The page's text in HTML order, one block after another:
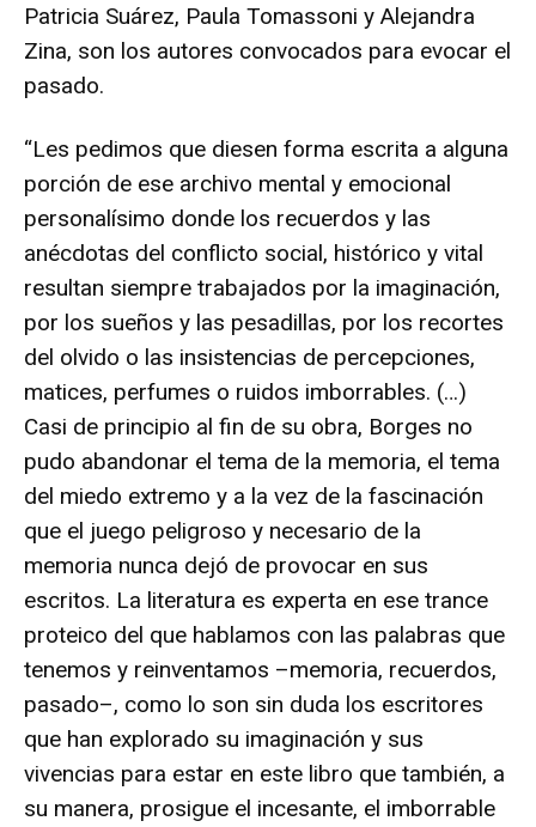
Patricia Suárez, Paula Tomassoni y Alejandra
Zina, son los autores convocados para evocar el
pasado.
“Les pedimos que diesen forma escrita a alguna
porción de ese archivo mental y emocional
personalísimo donde los recuerdos y las
anécdotas del conflicto social, histórico y vital
resultan siempre trabajados por la imaginación,
por los sueños y las pesadillas, por los recortes
del olvido o las insistencias de percepciones,
matices, perfumes o ruidos imborrables. (…)
Casi de principio al fin de su obra, Borges no
pudo abandonar el tema de la memoria, el tema
del miedo extremo y a la vez de la fascinación
que el juego peligroso y necesario de la
memoria nunca dejó de provocar en sus
escritos. La literatura es experta en ese trance
proteico del que hablamos con las palabras que
tenemos y reinventamos –memoria, recuerdos,
pasado–, como lo son sin duda los escritores
que han explorado su imaginación y sus
vivencias para estar en este libro que también, a
su manera, prosigue el incesante, el imborrable